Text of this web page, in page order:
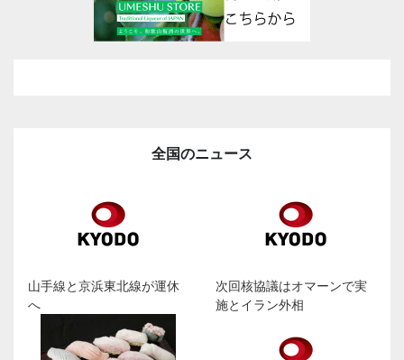
全国のニュース
山手線と京浜東北線が運休
へ
次回核協議はオマーンで実
施とイラン外相